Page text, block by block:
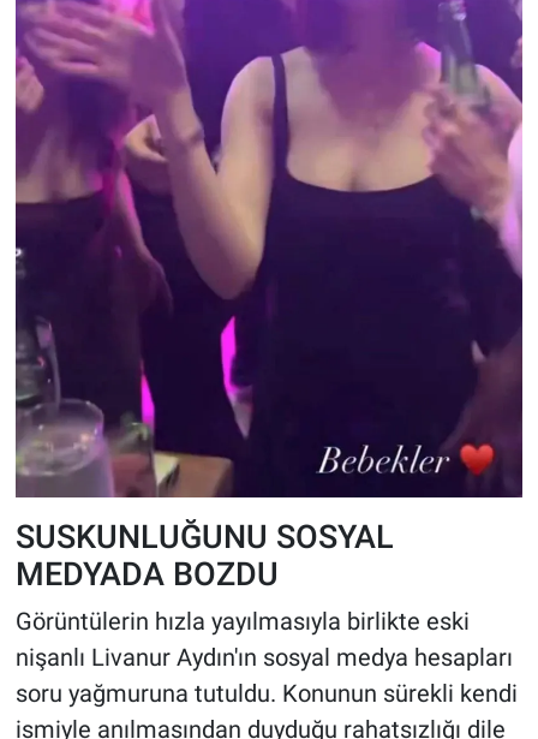
SUSKUNLUĞUNU SOSYAL
MEDYADA BOZDU
Görüntülerin hızla yayılmasıyla birlikte eski
nişanlı Livanur Aydın'ın sosyal medya hesapları
soru yağmuruna tutuldu. Konunun sürekli kendi
ismiyle anılmasından duyduğu rahatsızlığı dile